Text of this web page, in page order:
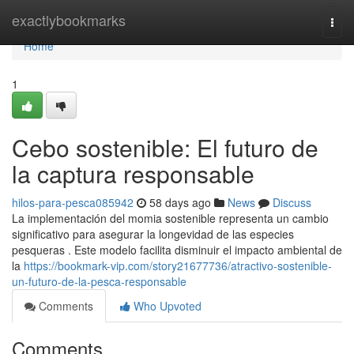
exactlybookmarks
Home
Home
1
Cebo sostenible: El futuro de
la captura responsable
hilos-para-pesca085942 58 days ago News
Discuss
La implementación del momia sostenible representa un cambio
significativo para asegurar la longevidad de las especies
pesqueras . Este modelo facilita disminuir el impacto ambiental de
la https://bookmark-vip.com/story21677736/atractivo-sostenible-
un-futuro-de-la-pesca-responsable
Comments
Who Upvoted
Comments